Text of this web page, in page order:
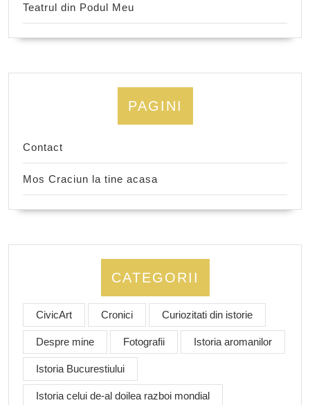
Teatrul din Podul Meu
PAGINI
Contact
Mos Craciun la tine acasa
CATEGORII
CivicArt Cronici Curiozitati din istorie
Despre mine Fotografii Istoria aromanilor
Istoria Bucurestiului
Istoria celui de-al doilea razboi mondial